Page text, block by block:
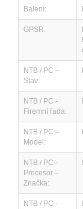
Balení:
GPSR:
NTB / PC –
Stav:
NTB / PC -
Firemní řada:
NTB / PC –
Model:
NTB / PC -
Procesor –
Značka:
NTB / PC -